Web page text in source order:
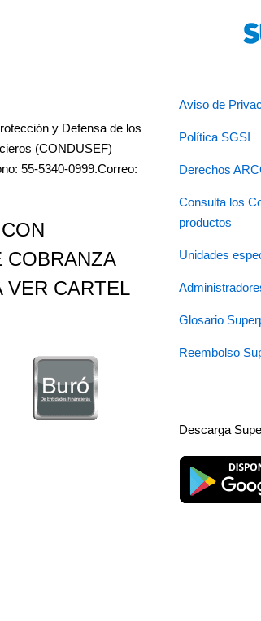
y Defensa de los
(CONDUSEF)
55-5340-0999.Correo:
COBRANZA
VER CARTEL
Aviso de
Política SGSI
Derechos
Consulta los
productos
Unidades
Glosario
Reembolso
Descarga